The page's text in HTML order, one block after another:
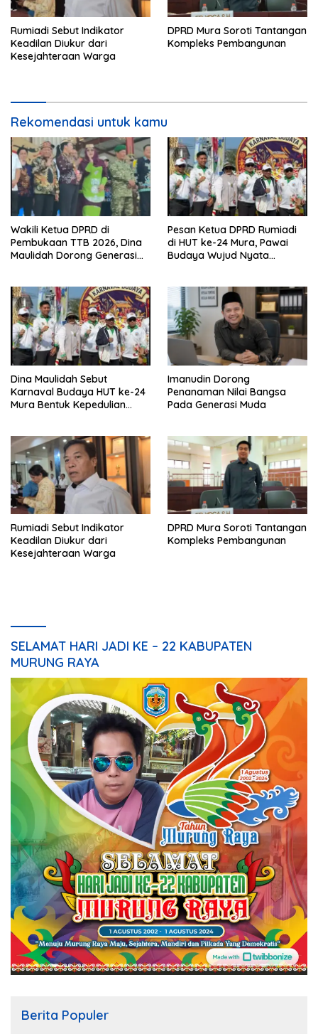
Rumiadi Sebut Indikator
Keadilan Diukur dari
Kesejahteraan Warga
DPRD Mura Soroti Tantangan
Kompleks Pembangunan
Rekomendasi untuk kamu
Wakili Ketua DPRD di
Pembukaan TTB 2026, Dina
Maulidah Dorong Generasi
Pesan Ketua DPRD Rumiadi
di HUT ke-24 Mura, Pawai
Budaya Wujud Nyata
Dina Maulidah Sebut
Karnaval Budaya HUT ke-24
Mura Bentuk Kepedulian
Imanudin Dorong
Penanaman Nilai Bangsa
Pada Generasi Muda
Rumiadi Sebut Indikator
Keadilan Diukur dari
Kesejahteraan Warga
DPRD Mura Soroti Tantangan
Kompleks Pembangunan
SELAMAT HARI JADI KE – 22 KABUPATEN
MURUNG RAYA
Berita Populer